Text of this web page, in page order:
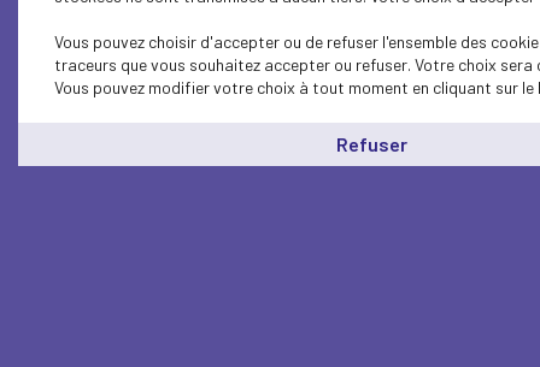
Vous pouvez choisir d'accepter ou de refuser l'ensemble des
traceurs que vous souhaitez accepter ou refuser. Votre choix
Vous pouvez modifier votre choix à tout moment en cliquant sur le
Refuser